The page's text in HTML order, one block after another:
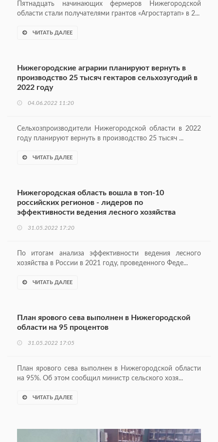
Пятнадцать начинающих фермеров Нижегородской
области стали получателями грантов «Агростартап» в 2...
ЧИТАТЬ ДАЛЕЕ
Нижегородские аграрии планируют вернуть в
производство 25 тысяч гектаров сельхозугодий в
2022 году
04.06.2022 11:20
Сельхозпроизводители Нижегородской области в 2022
году планируют вернуть в производство 25 тысяч ...
ЧИТАТЬ ДАЛЕЕ
Нижегородская область вошла в топ-10
российских регионов - лидеров по
эффективности ведения лесного хозяйства
31.05.2022 17:20
По итогам анализа эффективности ведения лесного
хозяйства в России в 2021 году, проведенного Феде...
ЧИТАТЬ ДАЛЕЕ
План ярового сева выполнен в Нижегородской
области на 95 процентов
31.05.2022 17:05
План ярового сева выполнен в Нижегородской области
на 95%. Об этом сообщил министр сельского хозя...
ЧИТАТЬ ДАЛЕЕ